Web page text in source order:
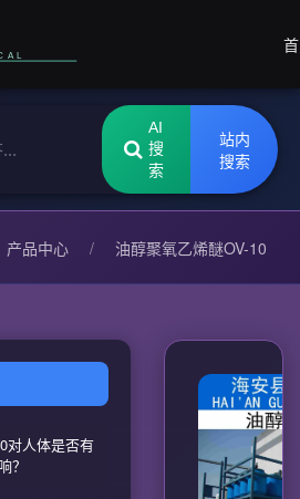
AI
搜
索
站内
搜索
产品中心 / 油醇聚氧乙烯醚OV-10
对人体是否有
？